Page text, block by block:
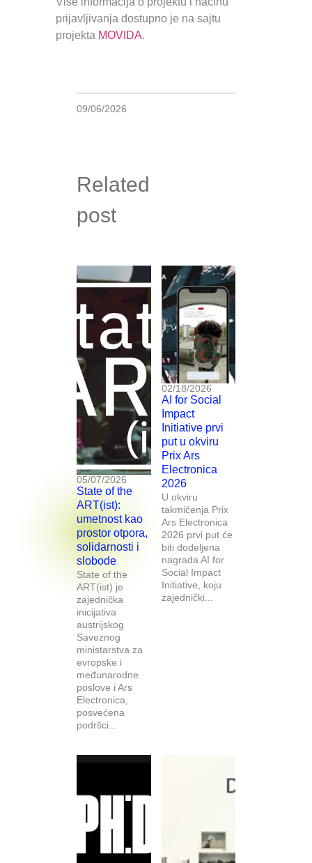
prijavljivanja dostupno je na sajtu
projekta MOVIDA.
09/06/2026
Related
post
05/07/2026
State of the
ART(ist):
umetnost kao
prostor otpora,
solidarnosti i
slobode
State of the
ART(ist) je
zajednička
inicijativa
austrijskog
Saveznog
ministarstva za
evropske i
međunarodne
poslove i Ars
Electronica,
posvećena
podršci...
02/18/2026
AI for Social
Impact
Initiative prvi
put u okviru
Prix Ars
Electronica
2026
U okviru
takmičenja Prix
Ars Electronica
2026 prvi put će
biti dodeljena
nagrada AI for
Social Impact
Initiative, koju
zajednički...